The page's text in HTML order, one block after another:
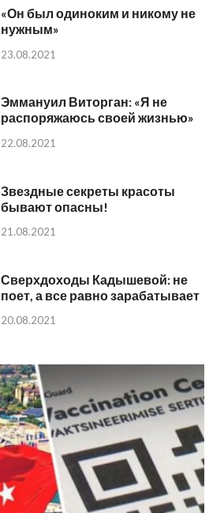
«Он был одиноким и никому не
нужным»
23.08.2021
Эммануил Виторган: «Я не
распоряжаюсь своей жизнью»
22.08.2021
Звездные секреты красоты
бывают опасны!
21.08.2021
Сверхдоходы Кадышевой: не
поет, а все равно зарабатывает
20.08.2021